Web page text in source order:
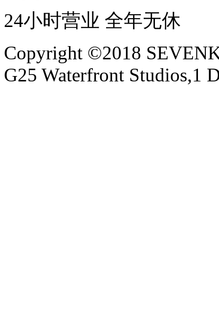
24小时营业 全年无休
Copyright ©2018
G25 Waterfront Studios,1